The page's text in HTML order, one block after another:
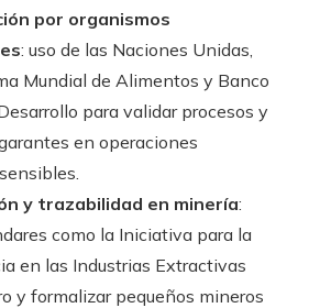
por organismos
: uso de las Naciones Unidas,
Mundial de Alimentos y Banco
para validar procesos y
en operaciones
y trazabilidad en minería:
como la Iniciativa para la
en las Industrias Extractivas
y formalizar pequeños mineros